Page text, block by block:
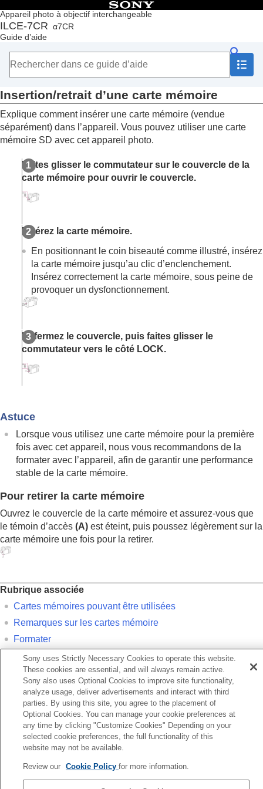
Appareil photo à objectif interchangeable
ILCE-7CR α7CR
Guide d’aide
Table des matières
Accueil
Vérification de l'appareil et des éléments fournis
Fonctions de base
Préparation de l’appareil/Opérations de prise de vue de
base
Charge de la batterie
Alimentation par une prise murale
Insertion/retrait d’une carte mémoire
Installation/retrait de l’objectif
Utilisation des fonctions de prise de vue
Visualisation
Changement des réglages de l’appareil
Fonctions disponibles avec un smartphone
Utilisation d’un ordinateur
Utilisation du service de cloud
Si vous avez des problèmes
Insertion/retrait d’une carte mémoire
Explique comment insérer une carte mémoire (vendue
séparément) dans l’appareil. Vous pouvez utiliser une carte
mémoire SD avec cet appareil photo.
Faites glisser le commutateur sur le couvercle de la
carte mémoire pour ouvrir le couvercle.
Insérez la carte mémoire.
En positionnant le coin biseauté comme illustré, insérez
la carte mémoire jusqu’au clic d’enclenchement.
Insérez correctement la carte mémoire, sous peine de
provoquer un dysfonctionnement.
Refermez le couvercle, puis faites glisser le
commutateur vers le côté LOCK.
Astuce
Lorsque vous utilisez une carte mémoire pour la première
fois avec cet appareil, nous vous recommandons de la
formater avec l’appareil, afin de garantir une performance
stable de la carte mémoire.
Pour retirer la carte mémoire
Ouvrez le couvercle de la carte mémoire et assurez-vous que
le témoin d’accès (A) est éteint, puis poussez légèrement sur la
carte mémoire une fois pour la retirer.
Rubrique associée
Cartes mémoires pouvant être utilisées
Remarques sur les cartes mémoire
Formater
Précédent
mémoires pouvant être utilisées
Suivant
Installation/retrait de
Pour plus d’informations sur la conformité aux lois sur l’accessibilité du
Web en France, reportez-vous à la page suivante.
Sony uses Strictly Necessary Cookies to operate this website.
These cookies are essential, and will always remain active.
Sony also uses Optional Cookies to improve site functionality,
analyze usage, deliver advertisements and interact with third
parties. By using this site, you agree to the placement of
Optional Cookies. You can manage your cookie preferences at
any time by clicking "Customize Cookies" Depending on your
selected cookie preferences, the full functionality of this
website may not be available.
Review our Cookie Policyfor more information.